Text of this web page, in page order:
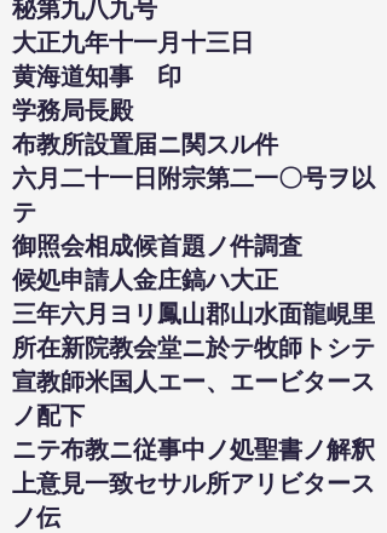
秘第九八九号
大正九年十一月十三日
黄海道知事 印
学務局長殿
布教所設置届ニ関スル件
六月二十一日附宗第二一〇号ヲ以
テ
御照会相成候首題ノ件調査
候処申請人金庄鎬ハ大正
三年六月ヨリ鳳山郡山水面龍峴里
所在新院教会堂ニ於テ牧師トシテ
宣教師米国人エー、エービタース
ノ配下
ニテ布教ニ従事中ノ処聖書ノ解釈
上意見一致セサル所アリビタース
ノ伝